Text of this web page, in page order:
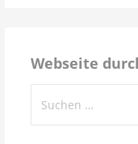
Webseite
nach: